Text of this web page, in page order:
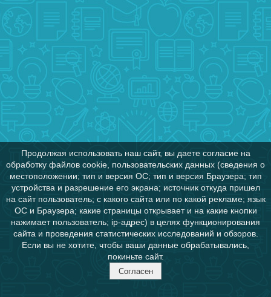
Продолжая использовать наш сайт, вы даете согласие на
обработку файлов cookie, пользовательских данных (сведения о
местоположении; тип и версия ОС; тип и версия Браузера; тип
устройства и разрешение его экрана; источник откуда пришел
на сайт пользователь; с какого сайта или по какой рекламе; язык
ОС и Браузера; какие страницы открывает и на какие кнопки
нажимает пользователь; ip-адрес) в целях функционирования
сайта и проведения статистических исследований и обзоров.
Если вы не хотите, чтобы ваши данные обрабатывались,
покиньте сайт.
Согласен